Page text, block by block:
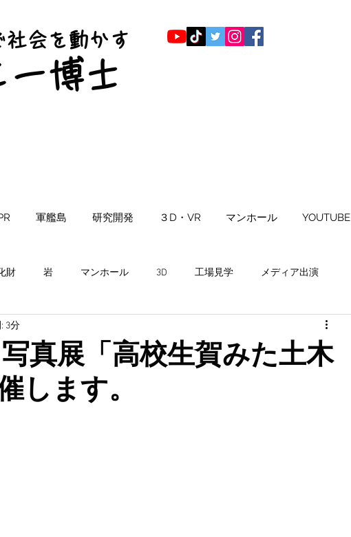
社会を動かす
ー博士
軍艦島 研究開発 ３D・VR マンホール YOUTUBE
財 岩 マンホール 3D 工場見学 メディア出演
土木
無題のカテゴリー
真展「高校生賀みた土木
します。
3分